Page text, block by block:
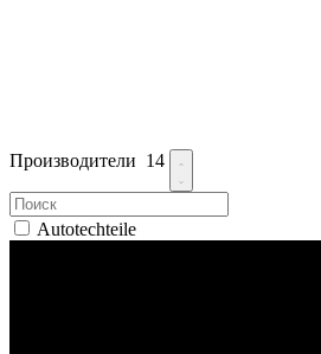
Производители 14
Autotechteile